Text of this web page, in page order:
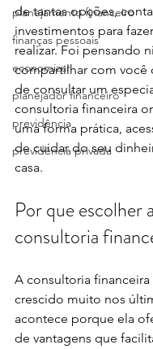
planejamento financeiro
finanças pessoais
economizar
planejador financeiro
previdência
previdência privada
de tantas opções,
investimentos para
realizar. Foi pensando
compartilhar com você
de consultar um
consultoria financeira
uma forma prática,
de cuidar do seu
casa.
Por que escolher a
consultoria
A consultoria
crescido muito nos
acontece porque ela
de vantagens que